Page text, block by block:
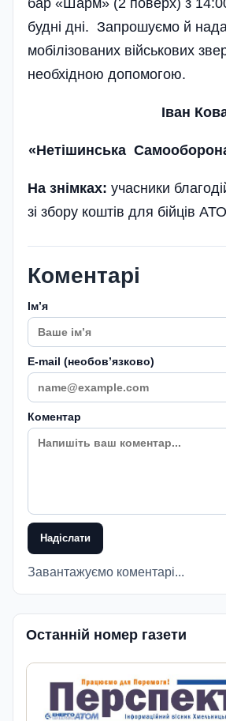
будні дні. Запрошуємо й
мобілізованих військових
необхідною допомогою.
Іван
«Нетішинська
На знімках: учасники
зі збору коштів для бійців АТО
Коментарі
Імʼя
E-mail (необовʼязково)
Коментар
Надіслати
Завантажуємо коментарі...
Останній номер газети